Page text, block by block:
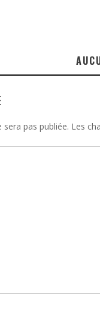
pas publiée. Les